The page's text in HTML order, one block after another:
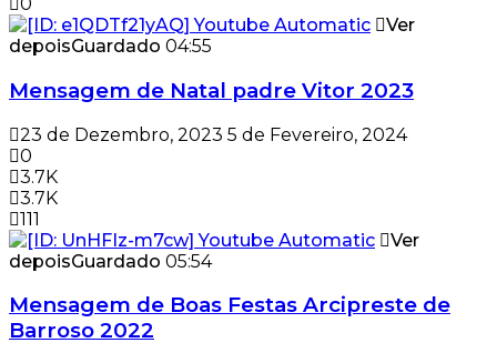
Ver
depoisGuardado 04:55
Mensagem de Natal padre Vitor 2023
23 de Dezembro, 2023 5 de Fevereiro, 2024
0
3.7K
3.7K
111
Ver
depoisGuardado 05:54
Mensagem de Boas Festas Arcipreste de
Barroso 2022